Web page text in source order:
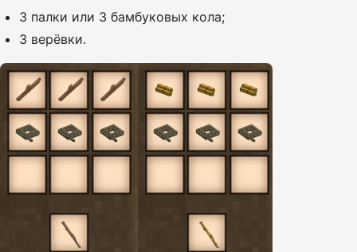
3 палки или 3 бамбуковых кола;
3 верёвки.